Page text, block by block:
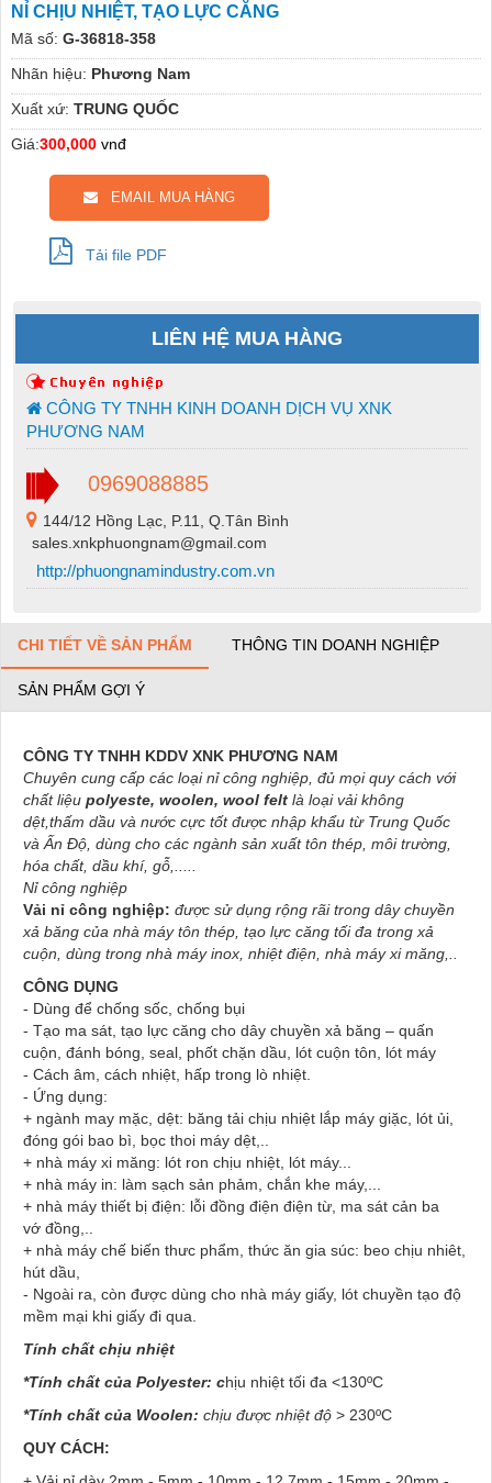
NỈ CHỊU NHIỆT, TẠO LỰC CĂNG
Mã số: G-36818-358
Nhãn hiệu: Phương Nam
Xuất xứ: TRUNG QUỐC
Giá:300,000 vnđ
EMAIL MUA HÀNG
Tải file PDF
LIÊN HỆ MUA HÀNG
CÔNG TY TNHH KINH DOANH DỊCH VỤ XNK
PHƯƠNG NAM
0969088885
144/12 Hồng Lạc, P.11, Q.Tân Bình
sales.xnkphuongnam@gmail.com
http://phuongnamindustry.com.vn
CHI TIẾT VỀ SẢN PHẨM THÔNG TIN DOANH NGHIỆP
SẢN PHẨM GỢI Ý
CÔNG TY TNHH KDDV XNK PHƯƠNG NAM
Chuyên cung cấp các loại nỉ công nghiệp, đủ mọi quy cách với
chất liệu polyeste, woolen, wool felt là loại vải không
dệt,thấm dầu và nước cực tốt được nhập khẩu từ Trung Quốc
và Ấn Độ, dùng cho các ngành sản xuất tôn thép, môi trường,
hóa chất, dầu khí, gỗ,.....
Nỉ công nghiệp
Vải nỉ công nghiệp: được sử dụng rộng rãi trong dây chuyền
xả băng của nhà máy tôn thép, tạo lực căng tối đa trong xả
cuộn, dùng trong nhà máy inox, nhiệt điện, nhà máy xi măng,..
CÔNG DỤNG
- Dùng để chống sốc, chống bụi
- Tạo ma sát, tạo lực căng cho dây chuyền xả băng – quấn
cuộn, đánh bóng, seal, phốt chặn dầu, lót cuộn tôn, lót máy
- Cách âm, cách nhiệt, hấp trong lò nhiệt.
- Ứng dụng:
+ ngành may mặc, dệt: băng tải chịu nhiệt lắp máy giặc, lót ủi,
đóng gói bao bì, bọc thoi máy dệt,..
+ nhà máy xi măng: lót ron chịu nhiệt, lót máy...
+ nhà máy in: làm sạch sản phảm, chắn khe máy,...
+ nhà máy thiết bị điện: lỗi đồng điện điện từ, ma sát cản ba
vớ đồng,..
+ nhà máy chế biến thưc phẩm, thức ăn gia súc: beo chịu nhiêt,
hút dầu,
- Ngoài ra, còn được dùng cho nhà máy giấy, lót chuyền tạo độ
mềm mại khi giấy đi qua.
Tính chất chịu nhiệt
*Tính chất của Polyester: chịu nhiệt tối đa <130ºC
*Tính chất của Woolen: chịu được nhiệt độ > 230ºC
QUY CÁCH: